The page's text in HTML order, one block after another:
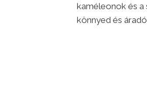
kaméleonok és a
könnyed és